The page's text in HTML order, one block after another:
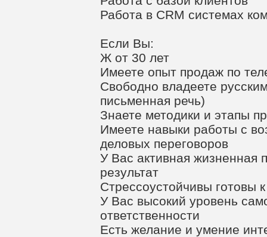
Работа в CRM системах
Если Вы:
Ж от 30 лет
Имеете опыт продаж по
Свободно владеете
письменная речь)
Знаете методики и этапы
Имеете навыки работы с
деловых переговоров
У Вас активная жизненная
результат
Стрессоустойчивы готовы
У Вас высокий уровень
ответственности
Есть желание и умение